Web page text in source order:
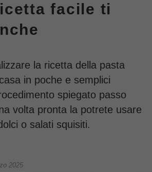
facile ti
la ricetta della pasta
in poche e semplici
spiegato passo
volta pronta la potrete usare
o salati squisiti.
2025